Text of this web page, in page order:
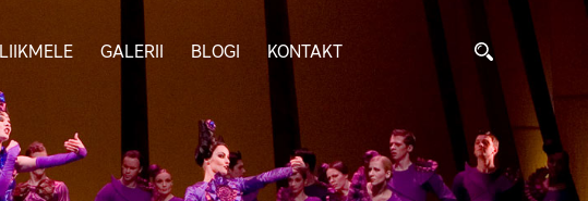
LIIKMELE GALERII BLOGI KONTAKT